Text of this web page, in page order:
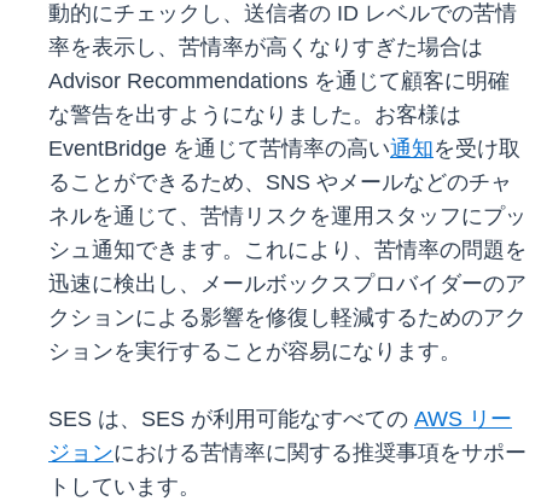
動的にチェックし、送信者の ID レベルでの苦情
率を表示し、苦情率が高くなりすぎた場合は
Advisor Recommendations を通じて顧客に明確
な警告を出すようになりました。お客様は
EventBridge を通じて苦情率の高い通知を受け取
ることができるため、SNS やメールなどのチャ
ネルを通じて、苦情リスクを運用スタッフにプッ
シュ通知できます。これにより、苦情率の問題を
迅速に検出し、メールボックスプロバイダーのア
クションによる影響を修復し軽減するためのアク
ションを実行することが容易になります。
SES は、SES が利用可能なすべての AWS リー
ジョンにおける苦情率に関する推奨事項をサポー
トしています。